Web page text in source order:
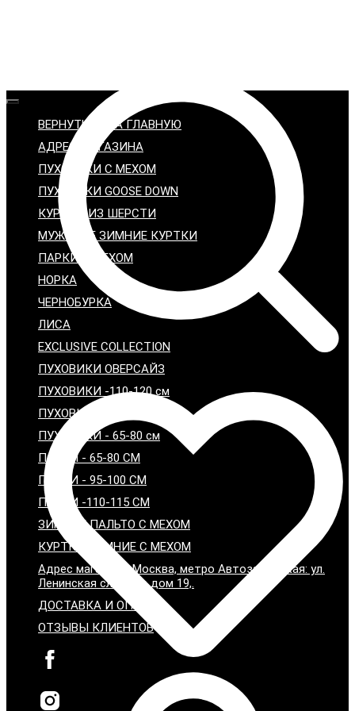
ВЕРНУТЬСЯ НА ГЛАВНУЮ
АДРЕС МАГАЗИНА
ПУХОВИКИ С МЕХОМ
ПУХОВИКИ GOOSE DOWN
КУРТКИ ИЗ ШЕРСТИ
МУЖСКИЕ ЗИМНИЕ КУРТКИ
ПАРКИ С МЕХОМ
НОРКА
ЧЕРНОБУРКА
ЛИСА
EXCLUSIVE COLLECTION
ПУХОВИКИ ОВЕРСАЙЗ
ПУХОВИКИ -110-120 см
ПУХОВИКИ - 95-100 см
ПУХОВИКИ - 65-80 см
ПАРКИ - 65-80 СМ
ПАРКИ - 95-100 СМ
ПАРКИ -110-115 СМ
ЗИМНИЕ ПАЛЬТО С МЕХОМ
КУРТКИ ЗИМНИЕ С МЕХОМ
Адрес магазина: Москва, метро Автозаводская: ул.
Ленинская слобода дом 19,.
ДОСТАВКА И ОПЛАТА
ОТЗЫВЫ КЛИЕНТОВ